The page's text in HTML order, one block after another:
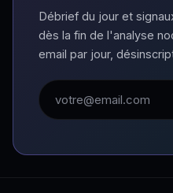
Débrief du jour et
dès la fin de l'analyse
email par jour,
Adresse email